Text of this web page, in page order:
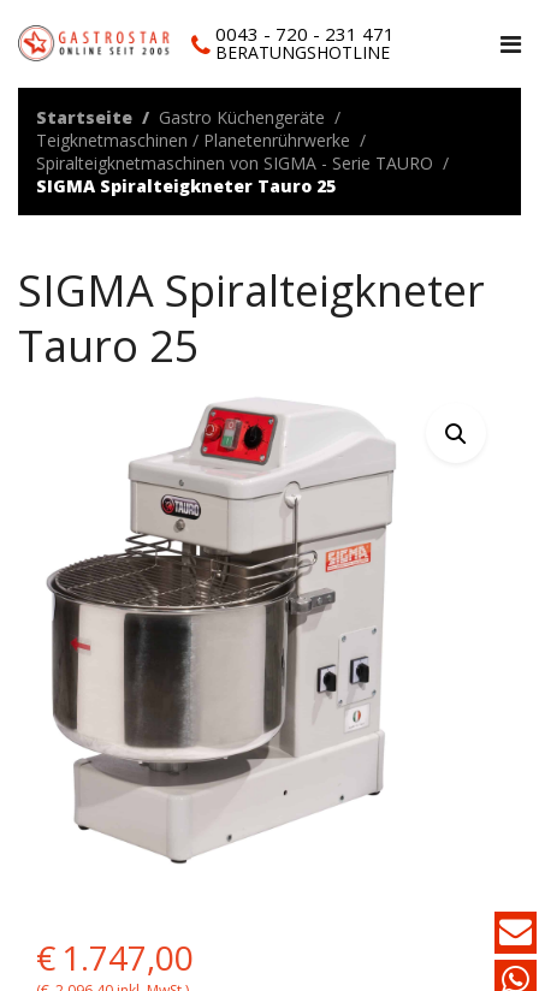
0043 - 720 - 231 471
BERATUNGSHOTLINE
Startseite
Gastro Küchengeräte
Teigknetmaschinen / Planetenrührwerke
Spiralteigknetmaschinen von SIGMA - Serie TAURO
SIGMA Spiralteigkneter Tauro 25
SIGMA Spiralteigkneter
Tauro 25
Original
€ 1.747,00